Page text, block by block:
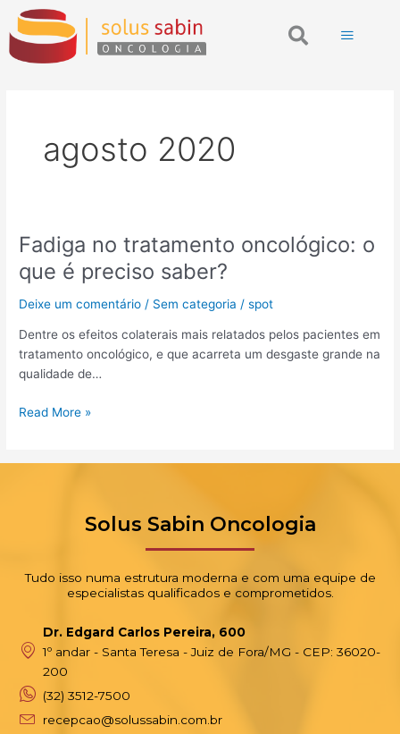
para
conteúdo
Search
agosto 2020
Fadiga no tratamento oncológico: o
que é preciso saber?
Deixe um comentário / Sem categoria /spot
Dentre os efeitos colaterais mais relatados pelos pacientes em
tratamento oncológico, e que acarreta um desgaste grande na
qualidade de…
Fadiga
tratamento
oncológico:
que
é
preciso
Read More »
Solus Sabin Oncologia
Tudo isso numa estrutura moderna e com uma equipe de
especialistas qualificados e comprometidos.
Dr. Edgard Carlos Pereira, 600
1º andar - Santa Teresa - Juiz de Fora/MG - CEP: 36020-
200
(32) 3512-7500
recepcao@solussabin.com.br